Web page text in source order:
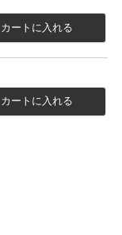
カートに入れる
カートに入れる